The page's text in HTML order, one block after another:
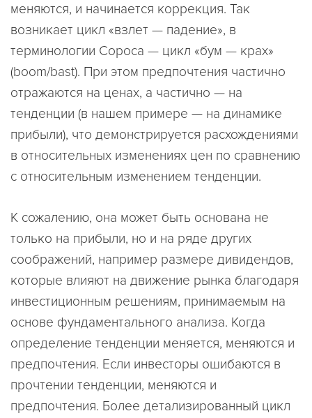
меняются, и начинается коррекция. Так
возникает цикл «взлет — падение», в
терминологии Сороса — цикл «бум — крах»
(boom/bast). При этом предпочтения частично
отражаются на ценах, а частично — на
тенденции (в нашем примере — на динамике
прибыли), что демонстрируется расхождениями
в относительных изменениях цен по сравнению
с относительным изменением тенденции.
К сожалению, она может быть основана не
только на прибыли, но и на ряде других
соображений, например размере дивидендов,
которые влияют на движение рынка благодаря
инвестиционным решениям, принимаемым на
основе фундаментального анализа. Когда
определение тенденции меняется, меняются и
предпочтения. Если инвесторы ошибаются в
прочтении тенденции, меняются и
предпочтения. Более детализированный цикл